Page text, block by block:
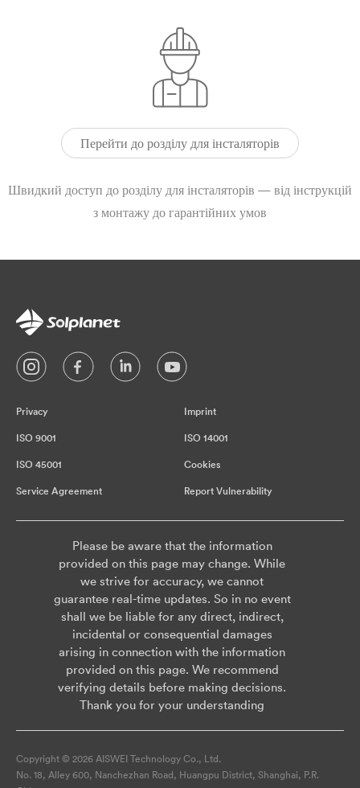
Перейти до розділу для інсталяторів
Швидкий доступ до розділу для інсталяторів — від інструкцій
з монтажу до гарантійних умов
Privacy Imprint
ISO 9001 ISO 14001
ISO 45001 Cookies
Service Agreement Report Vulnerability
Please be aware that the information
provided on this page may change. While
we strive for accuracy, we cannot
guarantee real-time updates. So in no event
shall we be liable for any direct, indirect,
incidental or consequential damages
arising in connection with the information
provided on this page. We recommend
verifying details before making decisions.
Thank you for your understanding
Copyright © 2026 AISWEI Technology Co., Ltd.
No. 18, Alley 600, Nanchezhan Road, Huangpu District, Shanghai, P.R.